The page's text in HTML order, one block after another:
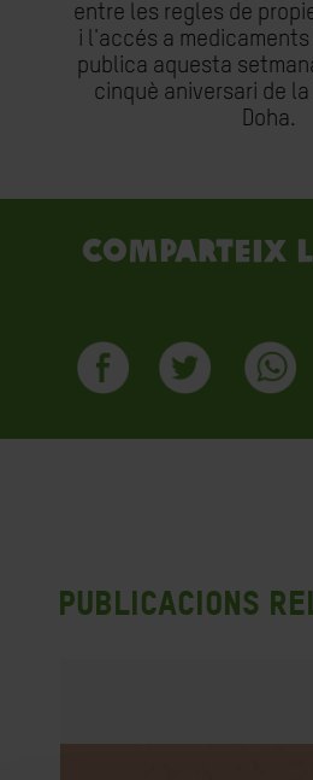
entre les regles de
i l'accés a
publica aquesta
cinquè aniversari de
Doha.
Comparteix
Publicacions